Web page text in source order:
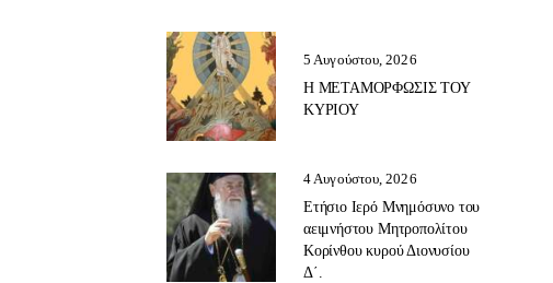
5 Αυγούστου, 2026
Η ΜΕΤΑΜΟΡΦΩΣΙΣ ΤΟΥ
ΚΥΡΙΟΥ
4 Αυγούστου, 2026
Ετήσιο Ιερό Μνημόσυνο του
αειμνήστου Μητροπολίτου
Κορίνθου κυρού Διονυσίου
Δ΄.